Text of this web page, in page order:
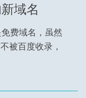
域名
费域名，虽然
被百度收录，